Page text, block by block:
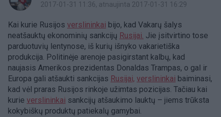
2017-01-31 11:36, atnaujinta 2017-01-31 16:29
Kai kurie Rusijos verslininkai bijo, kad Vakarų šalys
neatšauktų ekonominių sankcijų Rusijai. Jie įsitvirtino tose
parduotuvių lentynose, iš kurių išnyko vakarietiška
produkcija. Politinėje arenoje pasigirstant kalbų, kad
naujasis Amerikos prezidentas Donaldas Trampas, o gal ir
Europa gali atšaukti sankcijas Rusijai, verslininkai baiminasi,
kad vėl praras Rusijos rinkoje užimtas pozicijas. Tačiau kai
kurie verslininkai sankcijų atšaukimo lauktų – jiems trūksta
kokybiškų produktų patiekalų gamybai.